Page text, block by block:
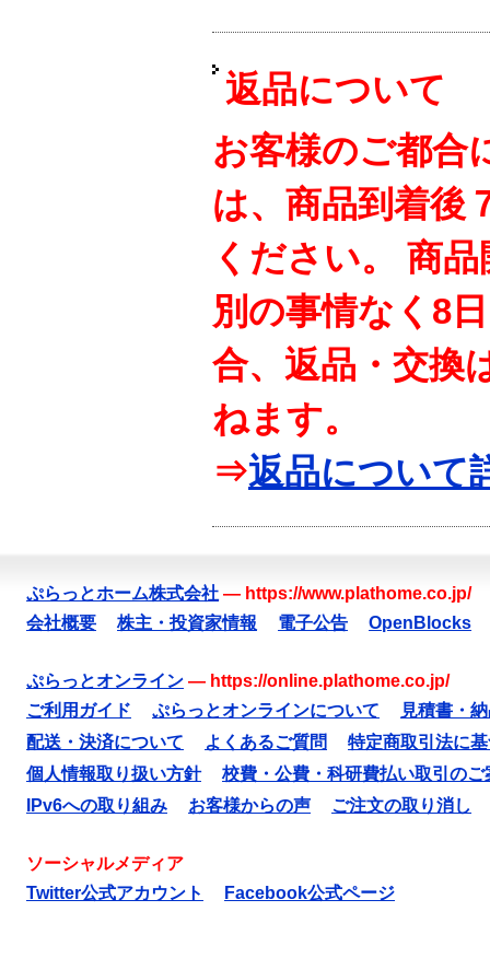
返品について
お客様のご都合
は、商品到着後
ください。 商
別の事情なく8
合、返品・交換
ねます。
⇒返品について
ぷらっとホーム株式会社 — https://www.plathome.co.jp/
会社概要
株主・投資家情報 電子公告 OpenBlocks
ぷらっとオンライン — https://online.plathome.co.jp/
ご利用ガイド
ぷらっとオンラインについて
見積書・
配送・決済について
よくあるご質問
特定商取引法に
個人情報取り扱い方針
校費・公費・科研費払い取引のご
IPv6への取り組み
お客様からの声 ご注文の取り消し
ソーシャルメディア
Twitter公式アカウント
Facebook公式ページ